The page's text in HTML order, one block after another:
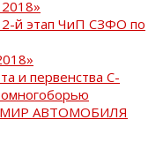
й этап ЧиП СЗФО по
и первенства С-
АВТОМОБИЛЯ